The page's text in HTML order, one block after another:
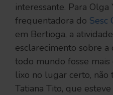
interessante. Para Olga
frequentadora do Sesc
em Bertioga, a
esclarecimento sobre a
todo mundo fosse mais
lixo no lugar certo, não
Tatiana Tito, que